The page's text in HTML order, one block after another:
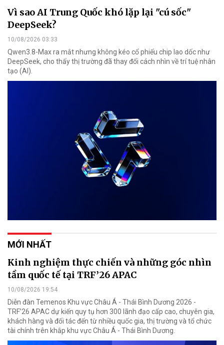
Vì sao AI Trung Quốc khó lặp lại "cú sốc"
DeepSeek?
10/08/2026 03:33
Qwen3.8-Max ra mắt nhưng không kéo cổ phiếu chip lao dốc như
DeepSeek, cho thấy thị trường đã thay đổi cách nhìn về trí tuệ nhân
tạo (AI).
MỚI NHẤT
Kinh nghiệm thực chiến và những góc nhìn
tầm quốc tế tại TRF’26 APAC
10/08/2026 19:54
Diễn đàn Temenos Khu vực Châu Á - Thái Bình Dương 2026 -
TRF’26 APAC dự kiến quy tụ hơn 300 lãnh đạo cấp cao, chuyên gia,
khách hàng và đối tác đến từ nhiều quốc gia, thị trường và tổ chức
tài chính trên khắp khu vực Châu Á - Thái Bình Dương.